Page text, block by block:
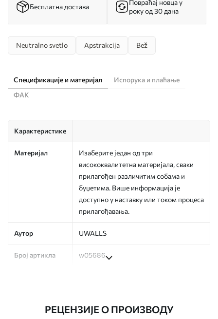
Бесплатна достава
Повраћај новца у
року од 30 дана
Neutralno svetlo Apstrakcija Bež
Спецификације и материјал
Испорука и плаћање
ФАК
Карактеристике
Материјал
Изаберите један од три
висококвалитетна материјала, сваки
прилагођен различитим собама и
буџетима. Више информација је
доступно у наставку или током процеса
прилагођавања.
Аутор UWALLS
Број артикла w05686
РЕЦЕНЗИЈЕ О ПРОИЗВОДУ